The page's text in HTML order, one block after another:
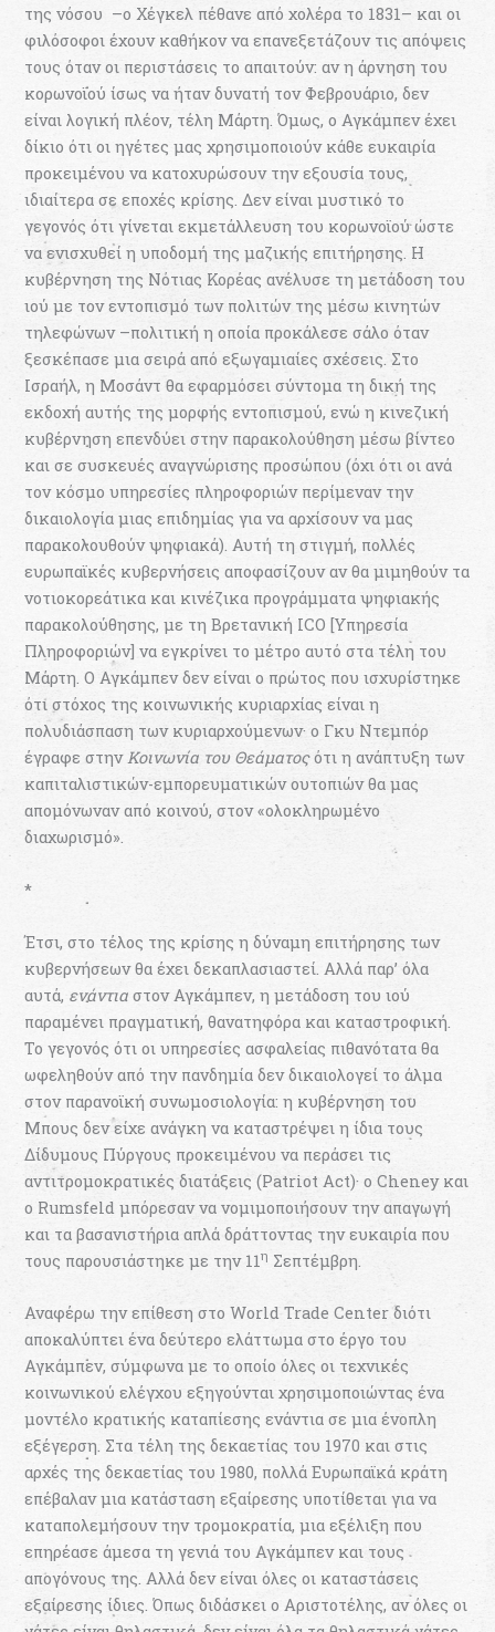
της νόσου –o Χέγκελ πέθανε από χολέρα το 1831– και οι
φιλόσοφοι έχουν καθήκον να επανεξετάζουν τις απόψεις
τους όταν οι περιστάσεις το απαιτούν: αν η άρνηση του
κορωνοϊού ίσως να ήταν δυνατή τον Φεβρουάριο, δεν
είναι λογική πλέον, τέλη Μάρτη. Όμως, ο Αγκάμπεν έχει
δίκιο ότι οι ηγέτες μας χρησιμοποιούν κάθε ευκαιρία
προκειμένου να κατοχυρώσουν την εξουσία τους,
ιδιαίτερα σε εποχές κρίσης. Δεν είναι μυστικό το
γεγονός ότι γίνεται εκμετάλλευση του κορωνοϊού ώστε
να ενισχυθεί η υποδομή της μαζικής επιτήρησης. Η
κυβέρνηση της Νότιας Κορέας ανέλυσε τη μετάδοση του
ιού με τον εντοπισμό των πολιτών της μέσω κινητών
τηλεφώνων –πολιτική η οποία προκάλεσε σάλο όταν
ξεσκέπασε μια σειρά από εξωγαμιαίες σχέσεις. Στο
Ισραήλ, η Μοσάντ θα εφαρμόσει σύντομα τη δική της
εκδοχή αυτής της μορφής εντοπισμού, ενώ η κινεζική
κυβέρνηση επενδύει στην παρακολούθηση μέσω βίντεο
και σε συσκευές αναγνώρισης προσώπου (όχι ότι οι ανά
τον κόσμο υπηρεσίες πληροφοριών περίμεναν την
δικαιολογία μιας επιδημίας για να αρχίσουν να μας
παρακολουθούν ψηφιακά). Αυτή τη στιγμή, πολλές
ευρωπαϊκές κυβερνήσεις αποφασίζουν αν θα μιμηθούν τα
νοτιοκορεάτικα και κινέζικα προγράμματα ψηφιακής
παρακολούθησης, με τη Βρετανική ICO [Υπηρεσία
Πληροφοριών] να εγκρίνει το μέτρο αυτό στα τέλη του
Μάρτη. Ο Αγκάμπεν δεν είναι ο πρώτος που ισχυρίστηκε
ότι στόχος της κοινωνικής κυριαρχίας είναι η
πολυδιάσπαση των κυριαρχούμενων· ο Γκυ Ντεμπόρ
έγραφε στηνΚοινωνία του Θεάματοςότι η ανάπτυξη των
καπιταλιστικών-εμπορευματικών ουτοπιών θα μας
απομόνωναν από κοινού, στον «ολοκληρωμένο
διαχωρισμό».
*
Έτσι, στο τέλος της κρίσης η δύναμη επιτήρησης των
κυβερνήσεων θα έχει δεκαπλασιαστεί. Αλλά παρ’ όλα
αυτά, ενάντιαστον Αγκάμπεν, η μετάδοση του ιού
παραμένει πραγματική, θανατηφόρα και καταστροφική.
Το γεγονός ότι οι υπηρεσίες ασφαλείας πιθανότατα θα
ωφεληθούν από την πανδημία δεν δικαιολογεί το άλμα
στον παρανοϊκή συνωμοσιολογία: η κυβέρνηση του
Μπους δεν είχε ανάγκη να καταστρέψει η ίδια τους
Δίδυμους Πύργους προκειμένου να περάσει τις
αντιτρομοκρατικές διατάξεις (Patriot Act)· o Cheney και
ο Rumsfeld μπόρεσαν να νομιμοποιήσουν την απαγωγή
και τα βασανιστήρια απλά δράττοντας την ευκαιρία που
τους παρουσιάστηκε με την 11η Σεπτέμβρη.
Αναφέρω την επίθεση στο World Trade Center διότι
αποκαλύπτει ένα δεύτερο ελάττωμα στο έργο του
Αγκάμπεν, σύμφωνα με το οποίο όλες οι τεχνικές
κοινωνικού ελέγχου εξηγούνται χρησιμοποιώντας ένα
μοντέλο κρατικής καταπίεσης ενάντια σε μια ένοπλη
εξέγερση. Στα τέλη της δεκαετίας του 1970 και στις
αρχές της δεκαετίας του 1980, πολλά Ευρωπαϊκά κράτη
επέβαλαν μια κατάσταση εξαίρεσης υποτίθεται για να
καταπολεμήσουν την τρομοκρατία, μια εξέλιξη που
επηρέασε άμεσα τη γενιά του Αγκάμπεν και τους
απογόνους της. Αλλά δεν είναι όλες οι καταστάσεις
εξαίρεσης ίδιες. Όπως διδάσκει ο Αριστοτέλης, αν όλες οι